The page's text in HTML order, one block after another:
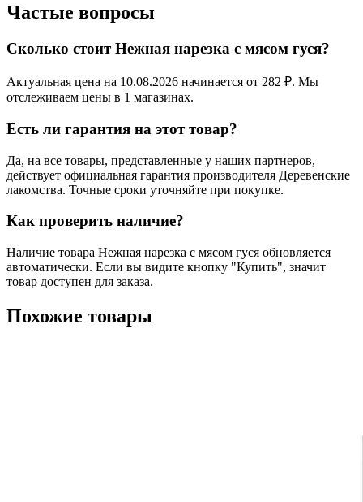
Частые вопросы
Сколько стоит Нежная нарезка с мясом гуся?
Актуальная цена на 10.08.2026 начинается от 282 ₽. Мы
отслеживаем цены в 1 магазинах.
Есть ли гарантия на этот товар?
Да, на все товары, представленные у наших партнеров,
действует официальная гарантия производителя Деревенские
лакомства. Точные сроки уточняйте при покупке.
Как проверить наличие?
Наличие товара Нежная нарезка с мясом гуся обновляется
автоматически. Если вы видите кнопку "Купить", значит
товар доступен для заказа.
Похожие товары